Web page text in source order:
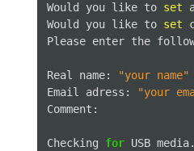
Would you like to set
Would
you like to set
Please enter the
Real name:
"your name"
Email
adress:
"your
Comment:
Checking for USB